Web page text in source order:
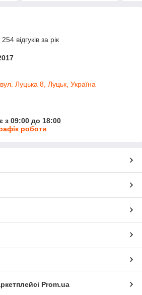
відгуків за рік
Луцька 8, Луцьк, Україна
з 09:00 до 18:00
роботи
Prom.ua